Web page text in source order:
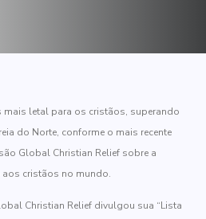
mais letal para os cristãos, superando
do Norte, conforme o mais recente
Global Christian Relief sobre a
aos cristãos no mundo.
Christian Relief divulgou sua “Lista